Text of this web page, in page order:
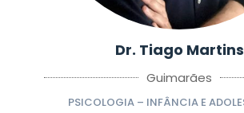
Dr. Tiago Martins
Guimarães
PSICOLOGIA – INFÂNCIA E